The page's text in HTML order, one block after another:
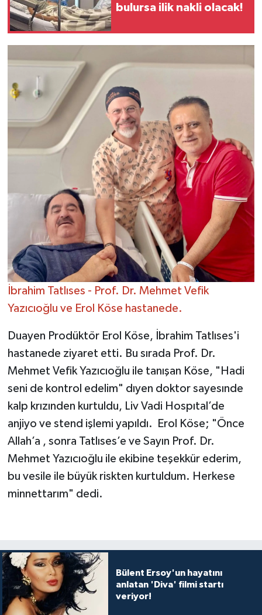
bulursa ilik nakli olacak!
İbrahim Tatlıses - Prof. Dr. Mehmet Vefik
Yazıcıoğlu ve Erol Köse hastanede.
Duayen Prodüktör Erol Köse, İbrahim Tatlıses'i
hastanede ziyaret etti. Bu sırada Prof. Dr.
Mehmet Vefik Yazıcıoğlu ile tanışan Köse, "Hadi
seni de kontrol edelim" dıyen doktor sayesınde
kalp krızınden kurtuldu, Liv Vadi Hospıtal’de
anjiyo ve stend işlemi yapıldı. Erol Köse; "Önce
Allah’a , sonra Tatlıses’e ve Sayın Prof. Dr.
Mehmet Yazıcıoğlu ile ekibine teşekkür ederim,
bu vesile ile büyük riskten kurtuldum. Herkese
minnettarım" dedi.
Bülent Ersoy'un hayatını
anlatan 'Diva' filmi startı
veriyor!